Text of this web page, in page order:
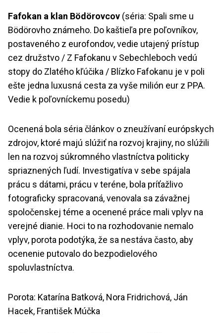
Fafokan a klan Bödörovcov (séria: Spali sme u
Bödörovho známeho. Do kaštieľa pre poľovníkov,
postaveného z eurofondov, vedie utajený prístup
cez družstvo / Z Fafokanu v Sebechleboch vedú
stopy do Zlatého kľúčika / Blízko Fafokanu je v poli
ešte jedna luxusná cesta za vyše milión eur z PPA.
Vedie k poľovníckemu posedu)
Ocenená bola séria článkov o zneužívaní európskych
zdrojov, ktoré majú slúžiť na rozvoj krajiny, no slúžili
len na rozvoj súkromného vlastníctva politicky
spriaznených ľudí. Investigatíva v sebe spájala
prácu s dátami, prácu v teréne, bola príťažlivo
fotograficky spracovaná, venovala sa závažnej
spoločenskej téme a ocenené práce mali vplyv na
verejné dianie. Hoci to na rozhodovanie nemalo
vplyv, porota podotýka, že sa nestáva často, aby
ocenenie putovalo do bezpodielového
spoluvlastníctva.
Porota: Katarína Batková, Nora Fridrichová, Ján
Hacek, František Múčka